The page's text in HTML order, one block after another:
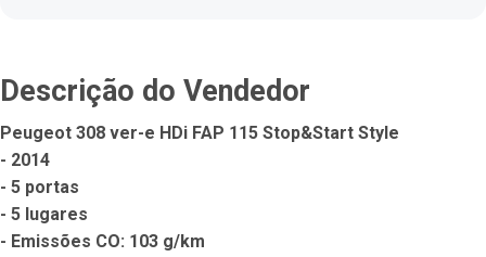
Descrição do Vendedor
Peugeot 308 ver-e HDi FAP 115 Stop&Start Style
- 2014
- 5 portas
- 5 lugares
- Emissões CO: 103 g/km